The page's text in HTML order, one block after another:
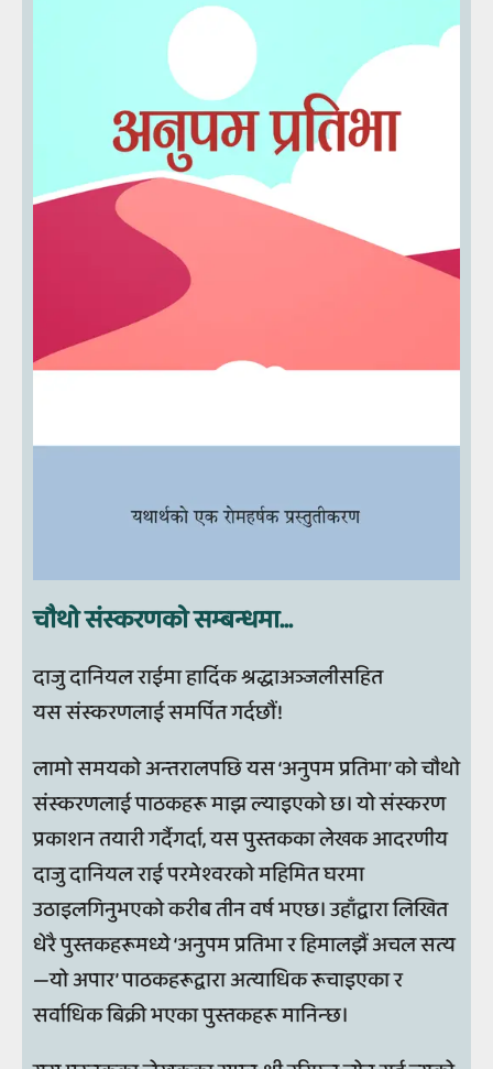
चौथो संस्करणको सम्बन्धमा...
दाजु दानियल राईमा हार्दिक श्रद्धाअञ्‍जलीसहित
यस संस्करणलाई समर्पित गर्दछौं!
लामो समयको अन्तरालपछि यस ‘अनुपम प्रतिभा’ को चौथो
संस्करणलाई पाठकहरू माझ ल्याइएको छ। यो संस्करण
प्रकाशन तयारी गर्दैगर्दा, यस पुस्तकका लेखक आदरणीय
दाजु दानियल राई परमेश्‍वरको महिमित घरमा
उठाइलगिनुभएको करीब तीन वर्ष भएछ। उहाँद्वारा लिखित
धेरै पुस्तकहरूमध्ये ‘अनुपम प्रतिभा र हिमालझैं अचल सत्य
—यो अपार’ पाठकहरूद्वारा अत्याधिक रूचाइएका र
सर्वाधिक बिक्री भएका पुस्तकहरू मानिन्‍छ।